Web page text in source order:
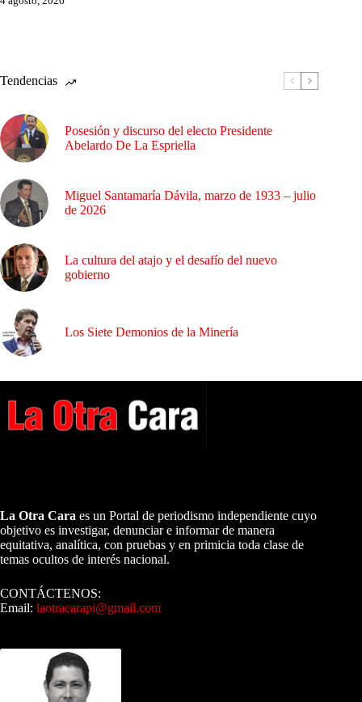
Tendencias
Posesión y discurso del electo Presidente
Abelardo De La Espriella
Miguel Santamaría Dávila, marzo de 1933 – julio
de 2026
La cultura del atajo y el desafío del nuevo
gobierno
Los Siete Demonios de la Minería
La Otra Cara es un Portal de periodismo independiente cuyo
objetivo es investigar, denunciar e informar de manera
equitativa, analítica, con pruebas y en primicia toda clase de
temas ocultos de interés nacional.
CONTÁCTENOS:
Email: laotracarapi@gmail.com